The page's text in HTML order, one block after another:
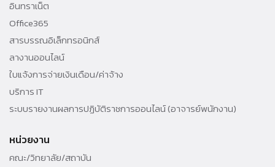
ระบบรายงานผลการปฏิบัติราชการออนไลน์ (อาจารย์พนักงาน)
หน่วยงาน
คณะ/วิทยาลัย/สถาบัน
หน่วยงานวิจัย
หน่วยงานภายใน